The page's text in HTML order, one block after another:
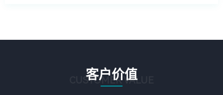
客户价值
CUSTOMER VALUE